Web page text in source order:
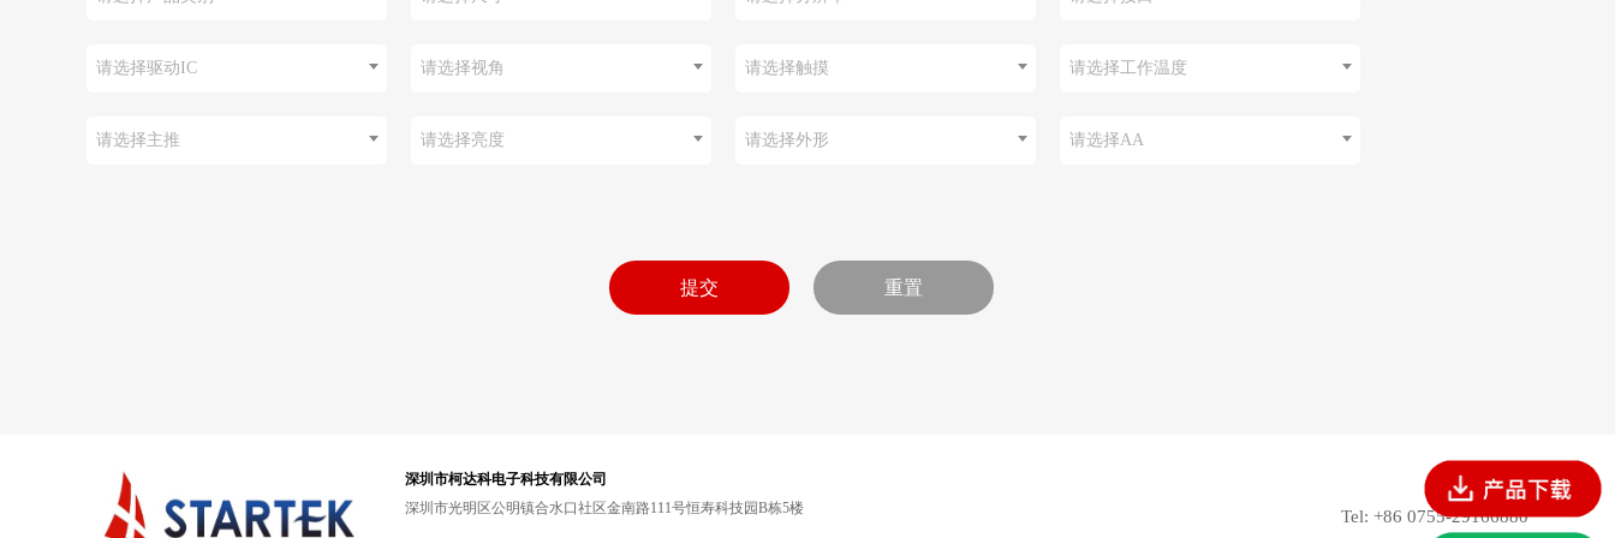
请选择驱动IC 请选择视角 请选择触摸 请选择工作温度
请选择主推 请选择亮度 请选择外形 请选择AA
深圳市柯达科电子科技有限公司
深圳市光明区公明镇合水口社区金南路111号恒寿科技园B栋5楼
Tel: +86 0755-29166880